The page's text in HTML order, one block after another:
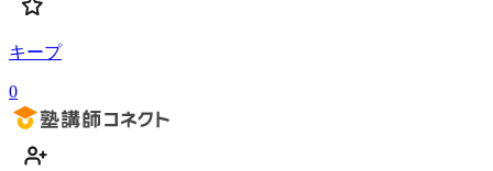
キープ
0